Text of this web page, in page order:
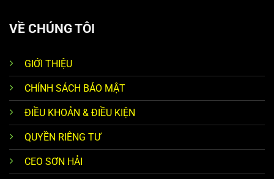
VỀ CHÚNG TÔI
GIỚI THIỆU
CHÍNH SÁCH BẢO MẬT
ĐIỀU KHOẢN & ĐIỀU KIỆN
QUYỀN RIÊNG TƯ
CEO SƠN HẢI